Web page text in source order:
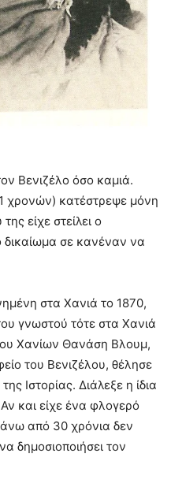
Βενιζέλο όσο καμιά.
χρονών) κατέστρεψε μόνη
είχε στείλει ο
δικαίωμα σε κανέναν να
στα Χανιά το 1870,
γνωστού τότε στα Χανιά
Χανίων Θανάση Βλουμ,
του Βενιζέλου, θέλησε
Ιστορίας. Διάλεξε η ίδια
και είχε ένα φλογερό
από 30 χρόνια δεν
δημοσιοποιήσει τον